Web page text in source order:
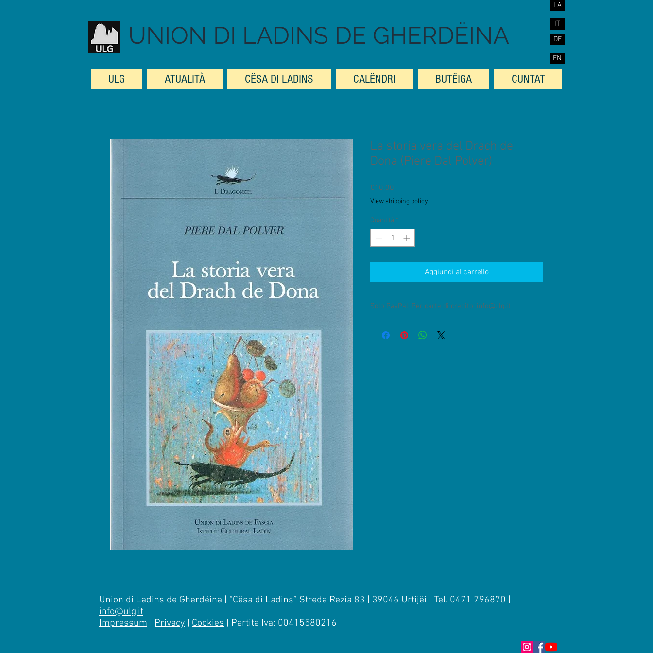
UNION DI LADINS DE GHERDËINA
LA
IT
DE
EN
La storia vera del Drach de
Dona (Piere Dal Polver)
€10.00
View shipping policy
Quantità *
Aggiungi al carrello
Solo PayPal. Per carte di credito: info@ulg.it
ULG ATUALITÀ CËSA DI LADINS CALËNDRI BUTËIGA CUNTAT
Union di Ladins de Gherdëina | “Cësa di Ladins” Streda Rezia 83 | 39046 Urtijëi | Tel. 0471 796870 |
info@ulg.it
Impressum | Privacy | Cookies | Partita Iva: 00415580216